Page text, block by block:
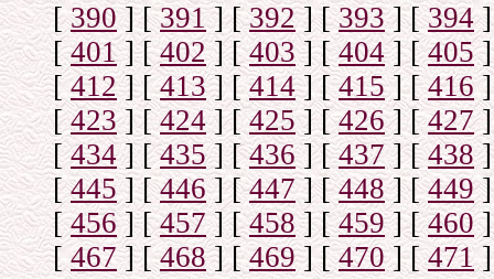
[390] [391] [392] [393] [394]
[401] [402] [403] [404] [405]
[412] [413] [414] [415] [416]
[423] [424] [ 425] [426] [427]
[434] [435] [436] [437] [438]
[445] [446] [447] [448] [449]
[456] [457] [458] [459] [460]
[467] [468] [469] [470] [471]